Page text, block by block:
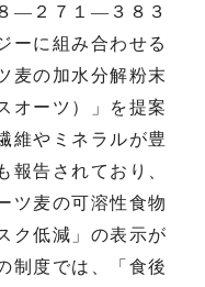
―２７１―３８３
ーに組み合わせる
麦の加水分解粉末
オーツ）」を提案
維やミネラルが豊
報告されており、
ツ麦の可溶性食物
ク低減」の表示が
制度では、「食後